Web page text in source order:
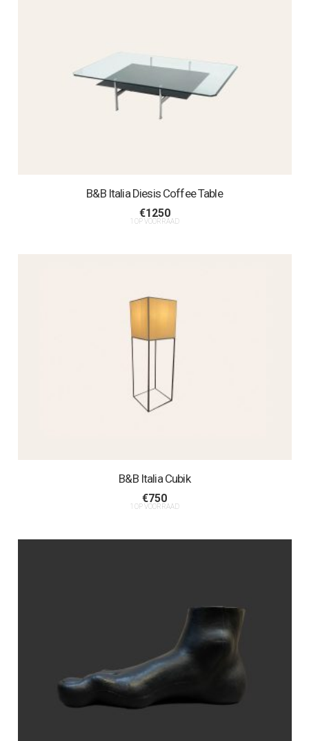
B&B Italia Diesis Coffee Table
€1250
1 OP VOORRAAD
B&B Italia Cubik
€750
1 OP VOORRAAD